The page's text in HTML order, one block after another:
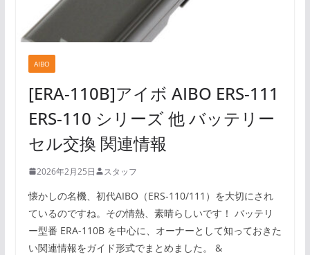
AIBO
[ERA-110B]アイボ AIBO ERS-111
ERS-110 シリーズ 他 バッテリー
セル交換 関連情報
2026年2月25日 スタッフ
懐かしの名機、初代AIBO（ERS-110/111）を大切にされ
ているのですね。その情熱、素晴らしいです！ バッテリ
ー型番 ERA-110B を中心に、オーナーとして知っておきた
い関連情報をガイド形式でまとめました。 &